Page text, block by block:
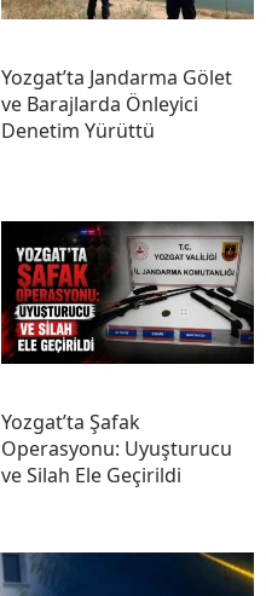
Yozgat’ta Jandarma Gölet
ve Barajlarda Önleyici
Denetim Yürüttü
Yozgat’ta Şafak
Operasyonu: Uyuşturucu
ve Silah Ele Geçirildi